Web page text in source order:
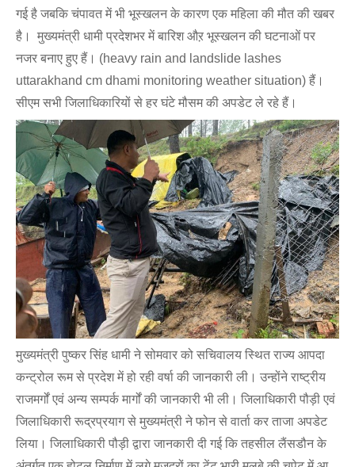
गई है जबकि चंपावत में भी भूस्खलन के कारण एक महिला की मौत की खबर
है। मुख्यमंत्री धामी प्रदेशभर में बारिश औऱ भूस्खलन की घटनाओं पर
नजर बनाए हुए हैं। (heavy rain and landslide lashes
uttarakhand cm dhami monitoring weather situation) हैं।
सीएम सभी जिलाधिकारियों से हर घंटे मौसम की अपडेट ले रहे हैं।
मुख्यमंत्री पुष्कर सिंह धामी ने सोमवार को सचिवालय स्थित राज्य आपदा
कन्ट्रोल रूम से प्रदेश में हो रही वर्षा की जानकारी ली। उन्होंने राष्ट्रीय
राजमर्गों एवं अन्य सम्पर्क मार्गों की जानकारी भी ली। जिलाधिकारी पौड़ी एवं
जिलाधिकारी रूद्रप्रयाग से मुख्यमंत्री ने फोन से वार्ता कर ताजा अपडेट
लिया। जिलाधिकारी पौड़ी द्वारा जानकारी दी गई कि तहसील लैंसडौन के